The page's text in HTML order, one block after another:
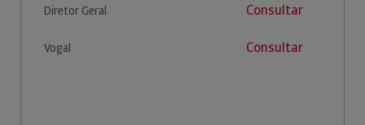
Diretor Geral Consultar
Vogal Consultar